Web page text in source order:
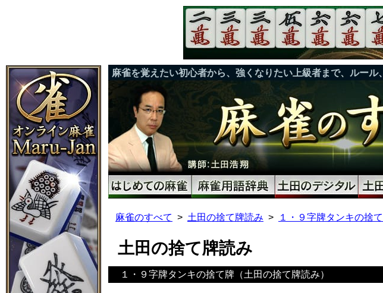
麻雀を覚えたい初心者から、強くなりたい上級者まで、ルー
麻雀のすべて 土田の捨て牌読み １・９字牌タンキの捨
土田の捨て牌読み
１・９字牌タンキの捨て牌（土田の捨て牌読み）